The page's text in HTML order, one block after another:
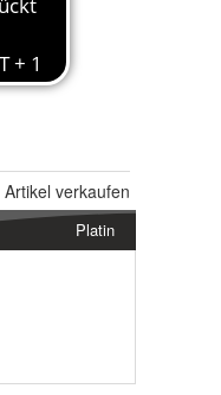
Artikel verkaufen
Platin